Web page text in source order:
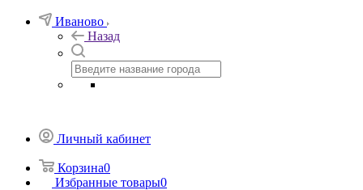
Иваново
Назад
Личный кабинет
Корзина0
Избранные товары0